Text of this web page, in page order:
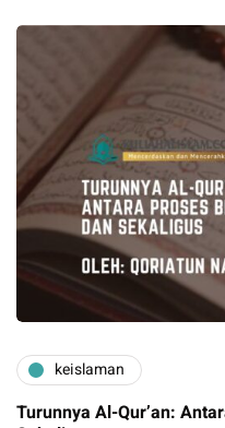
keislaman
Turunnya Al-Qur’an: